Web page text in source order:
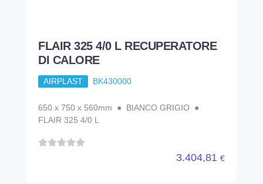
FLAIR 325 4/0 L RECUPERATORE
DI CALORE
AIRPLAST BK430000
650 x 750 x 560mm ● BIANCO GRIGIO ●
FLAIR 325 4/0 L
3.404,81 €